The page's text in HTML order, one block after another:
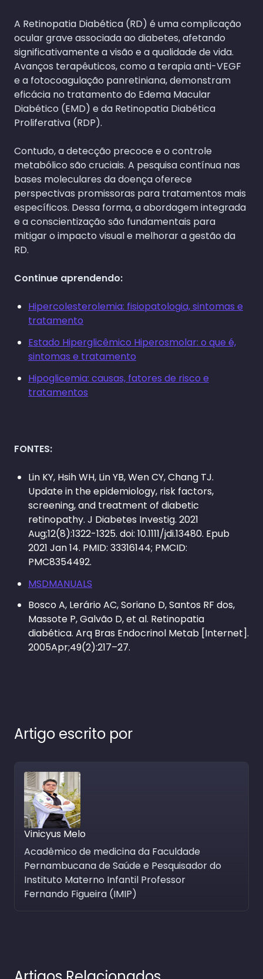
A Retinopatia Diabética (RD) é uma complicação
ocular grave associada ao diabetes, afetando
significativamente a visão e a qualidade de vida.
Avanços terapêuticos, como a terapia anti-VEGF
e a fotocoagulação panretiniana, demonstram
eficácia no tratamento do Edema Macular
Diabético (EMD) e da Retinopatia Diabética
Proliferativa (RDP).
Contudo, a detecção precoce e o controle
metabólico são cruciais. A pesquisa contínua nas
bases moleculares da doença oferece
perspectivas promissoras para tratamentos mais
específicos. Dessa forma, a abordagem integrada
e a conscientização são fundamentais para
mitigar o impacto visual e melhorar a gestão da
RD.
Continue aprendendo:
Hipercolesterolemia: fisiopatologia, sintomas e
tratamento
Estado Hiperglicêmico Hiperosmolar: o que é,
sintomas e tratamento
Hipoglicemia: causas, fatores de risco e
tratamentos
FONTES:
Lin KY, Hsih WH, Lin YB, Wen CY, Chang TJ.
Update in the epidemiology, risk factors,
screening, and treatment of diabetic
retinopathy. J Diabetes Investig. 2021
Aug;12(8):1322-1325. doi: 10.1111/jdi.13480. Epub
2021 Jan 14. PMID: 33316144; PMCID:
PMC8354492.
MSDMANUALS
Bosco A, Lerário AC, Soriano D, Santos RF dos,
Massote P, Galvão D, et al. Retinopatia
diabética. Arq Bras Endocrinol Metab [Internet].
2005Apr;49(2):217–27.
Artigo escrito por
Vinicyus Melo
Acadêmico de medicina da Faculdade
Pernambucana de Saúde e Pesquisador do
Instituto Materno Infantil Professor
Fernando Figueira (IMIP)